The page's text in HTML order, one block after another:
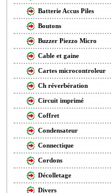
Batterie Accus Piles
Boutons
Buzzer Piezzo Micro
Cable et gaine
Cartes microcontroleur
Ch réverbération
Circuit imprimé
Coffret
Condensateur
Connectique
Cordons
Décolletage
Divers